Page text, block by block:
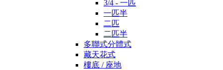
3/4 - 一匹
一匹半
二匹
二匹半
多聯式分體式
藏天花式
樓底 / 座地